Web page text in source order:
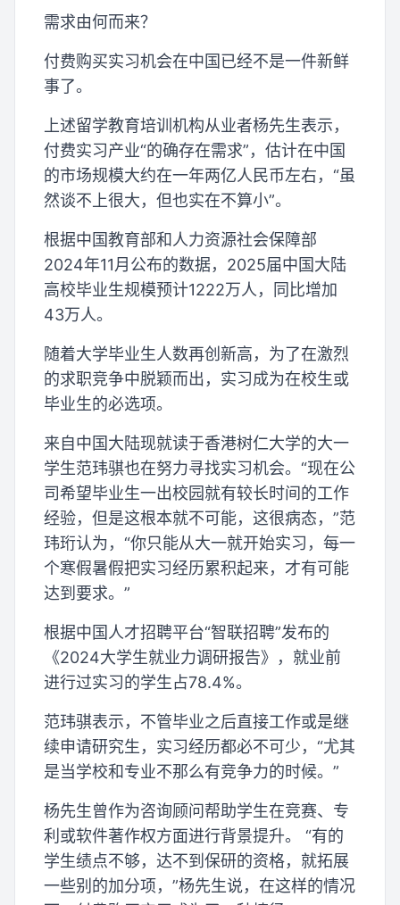
需求由何而来？
付费购买实习机会在中国已经不是一件新鲜
事了。
上述留学教育培训机构从业者杨先生表示，
付费实习产业“的确存在需求”，估计在中国
的市场规模大约在一年两亿人民币左右，“虽
然谈不上很大，但也实在不算小”。
根据中国教育部和人力资源社会保障部
2024年11月公布的数据，2025届中国大陆
高校毕业生规模预计1222万人，同比增加
43万人。
随着大学毕业生人数再创新高，为了在激烈
的求职竞争中脱颖而出，实习成为在校生或
毕业生的必选项。
来自中国大陆现就读于香港树仁大学的大一
学生范玮骐也在努力寻找实习机会。“现在公
司希望毕业生一出校园就有较长时间的工作
经验，但是这根本就不可能，这很病态，”范
玮珩认为，“你只能从大一就开始实习，每一
个寒假暑假把实习经历累积起来，才有可能
达到要求。”
根据中国人才招聘平台“智联招聘”发布的
《2024大学生就业力调研报告》，就业前
进行过实习的学生占78.4%。
范玮骐表示，不管毕业之后直接工作或是继
续申请研究生，实习经历都必不可少，“尤其
是当学校和专业不那么有竞争力的时候。”
杨先生曾作为咨询顾问帮助学生在竞赛、专
利或软件著作权方面进行背景提升。 “有的
学生绩点不够，达不到保研的资格，就拓展
一些别的加分项，”杨先生说，在这样的情况